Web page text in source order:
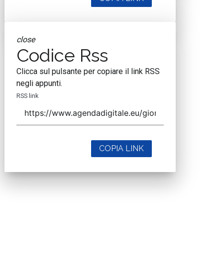
close
Codice Rss
Clicca sul pulsante per copiare il link RSS
negli appunti.
RSS link
COPIA LINK